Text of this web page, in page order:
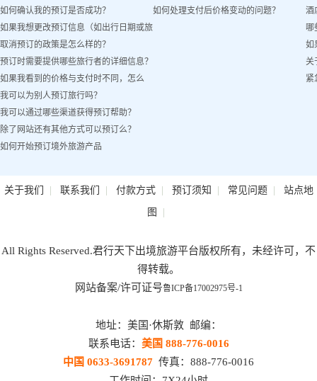
如何确认我的预订是否成功？
如果我想更改预订信息（如出行日期或旅
客姓名）怎么办？
取消预订的政策是怎么样的？
预订时需要提供哪些旅行者的详细信息？
如果我看到的价格与支付时不同，怎么
办？
我可以为别人预订旅行吗？
我可以通过哪些渠道获得预订帮助？
除了网站还有其他方式可以预订么？
如何开始预订境外旅游产品
如何处理支付后价格变动的问题？
酒
哪
如
关
紧
关于我们 | 联系我们 | 付款方式| 预订须知 | 常见问题| 站点地
图 |
All Rights Reserved.君行天下出境旅游平台版权所有，未经许可，不
得转载。
网站备案/许可证号鲁ICP备17002975号-1
地址：美国·休斯敦 邮编：
联系电话： 美国 888-776-0016
中国 0633-3691787 传真：888-776-0016